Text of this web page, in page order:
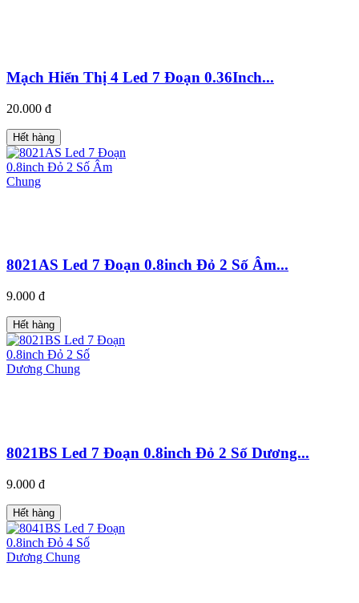
Mạch Hiển Thị 4 Led 7 Đoạn 0.36Inch...
20.000 đ
Hết hàng
8021AS Led 7 Đoạn 0.8inch Đỏ 2 Số Âm...
9.000 đ
Hết hàng
8021BS Led 7 Đoạn 0.8inch Đỏ 2 Số Dương...
9.000 đ
Hết hàng